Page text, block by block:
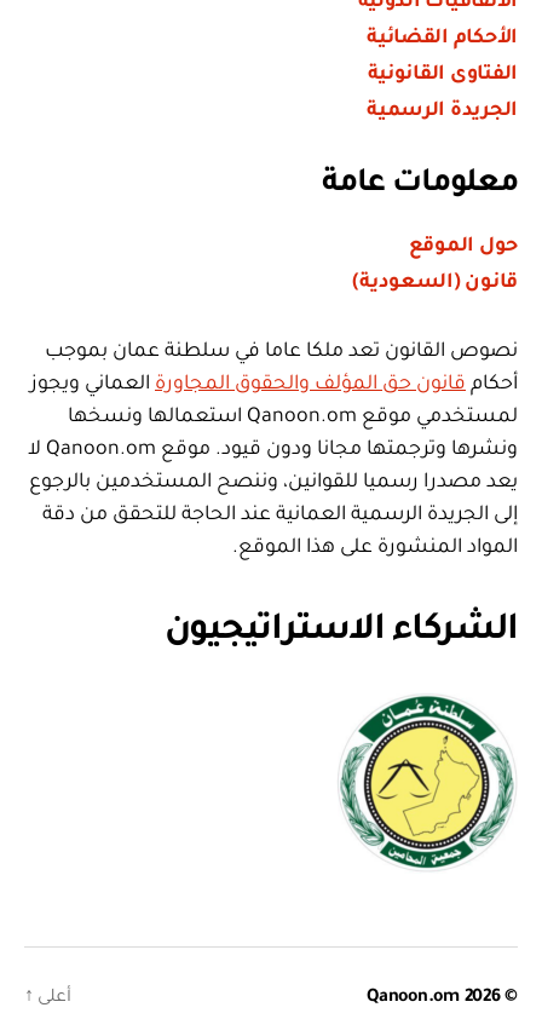
الأحكام القضائية
الفتاوى القانونية
الجريدة الرسمية
معلومات عامة
حول الموقع
قانون (السعودية)
نصوص القانون تعد ملكا عاما في سلطنة عمان بموجب
أحكام قانون حق المؤلف والحقوق المجاورة العماني ويجوز
لمستخدمي موقع Qanoon.om استعمالها ونسخها
ونشرها وترجمتها مجانا ودون قيود. موقع Qanoon.om لا
يعد مصدرا رسميا للقوانين، وننصح المستخدمين بالرجوع
إلى الجريدة الرسمية العمانية عند الحاجة للتحقق من دقة
المواد المنشورة على هذا الموقع.
الشركاء الاستراتيجيون
© 2026
Qanoon.om أعلى ↑